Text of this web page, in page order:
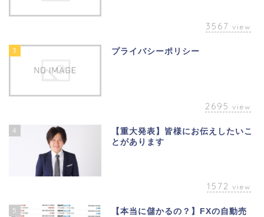
3567 view
3 プライバシーポリシー
2695 view
4
【重大発表】皆様にお伝えしたいこ
とがあります
1572 view
5
【本当に儲かるの？】FXの自動売